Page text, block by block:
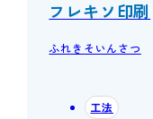
フレキソ印刷
ふれきそいんさつ
工法